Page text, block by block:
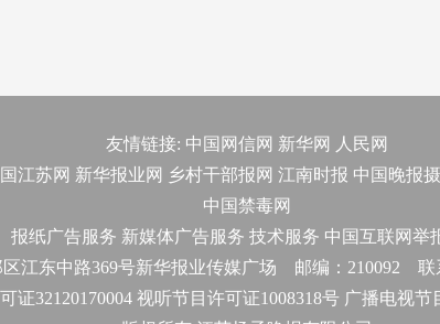
友情链接: 中国网信网 新华网
人民网
江苏网 新华报业网 乡村干部报网 江南时报 中国晚报
中国禁毒网
报纸广告服务 新媒体广告服务 技术服务 中国互联网举
江东中路369号新华报业传媒广场 邮编：210092 联
证32120170004 视听节目许可证1008318号 广播电视